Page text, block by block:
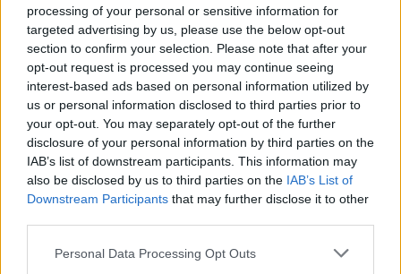
processing of your personal or sensitive information for
targeted advertising by us, please use the below opt-out
section to confirm your selection. Please note that after your
opt-out request is processed you may continue seeing
interest-based ads based on personal information utilized by
us or personal information disclosed to third parties prior to
your opt-out. You may separately opt-out of the further
disclosure of your personal information by third parties on the
IAB’s list of downstream participants. This information may
also be disclosed by us to third parties on the IAB’s List of
Downstream Participants that may further disclose it to other
Personal Data Processing Opt Outs
Ajax helpt Burnley uit de brand met afgeknipte
sokken na blunder met tenues
Hakim Ziyech verhuurt opnieuw luxe
appartement op Amsterdamse Zuidas
Marcos Leonardo laat eerste indruk achter bij
Ajax: 'Hier gaan fans van genieten'